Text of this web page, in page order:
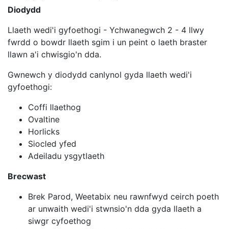
Diodydd
Llaeth wedi'i gyfoethogi - Ychwanegwch 2 - 4 llwy
fwrdd o bowdr llaeth sgim i un peint o laeth braster
llawn a'i chwisgio'n dda.
Gwnewch y diodydd canlynol gyda llaeth wedi'i
gyfoethogi:
Coffi llaethog
Ovaltine
Horlicks
Siocled yfed
Adeiladu ysgytlaeth
Brecwast
Brek Parod, Weetabix neu rawnfwyd ceirch poeth
ar unwaith wedi'i stwnsio'n dda gyda llaeth a
siwgr cyfoethog